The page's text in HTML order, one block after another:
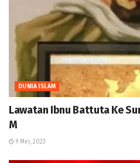
DUNIA ISLAM
Lawatan Ibnu Battuta Ke
M
9 Mei, 2023